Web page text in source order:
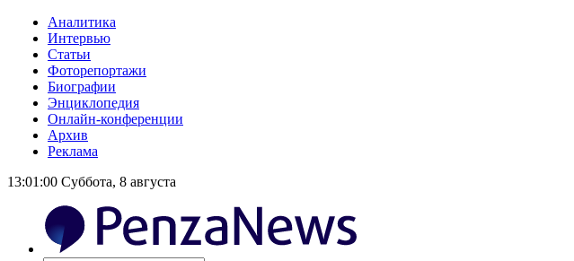
Аналитика
Интервью
Статьи
Фоторепортажи
Биографии
Энциклопедия
Онлайн-конференции
Архив
Реклама
13:01:00 Суббота, 8 августа